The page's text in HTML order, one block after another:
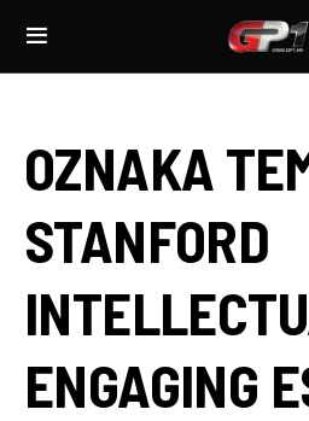
OZNAKA
STANFORD
ENGAGING